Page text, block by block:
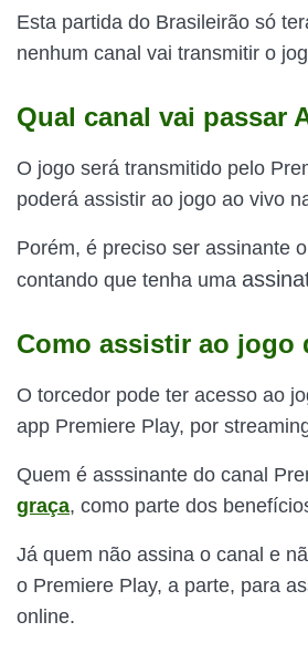
Esta partida do Brasileirão só
nenhum canal vai transmitir o
Qual canal vai passar
O jogo será transmitido pelo
poderá assistir ao jogo ao vivo
Porém, é preciso ser assinante
contando que tenha uma
Como assistir ao
O torcedor pode ter acesso ao
app Premiere Play, por
Quem é asssinante do canal
graça, como parte dos
Já quem não assina o canal e
o Premiere Play, a parte, para
online.